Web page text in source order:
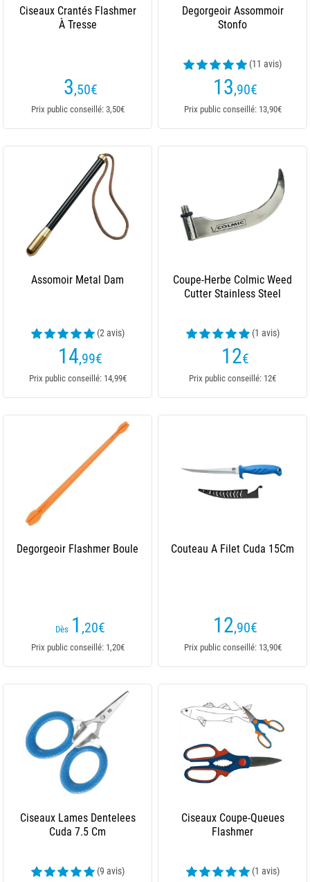
Ciseaux Crantés Flashmer
À Tresse
3,50€
Prix public conseillé: 3,50€
Degorgeoir Assommoir
Stonfo
(11 avis)
13,90€
Prix public conseillé: 13,90€
Assomoir Metal Dam
(2 avis)
14,99€
Prix public conseillé: 14,99€
Coupe-Herbe Colmic Weed
Cutter Stainless Steel
(1 avis)
12€
Prix public conseillé: 12€
Degorgeoir Flashmer Boule
Dès 1 ,20€
Prix public conseillé: 1,20€
Couteau A Filet Cuda 15Cm
12,90€
Prix public conseillé: 13,90€
Ciseaux Lames Dentelees
Cuda 7.5 Cm
(9 avis)
Ciseaux Coupe-Queues
Flashmer
(1 avis)